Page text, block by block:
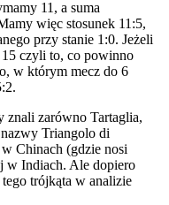
11, a suma
więc stosunek 11:5,
przy stanie 1:0. Jeżeli
czyli to, co powinno
w którym mecz do 6
znali zarówno Tartaglia,
Triangolo di
Chinach (gdzie nosi
w Indiach. Ale dopiero
tego trójkąta w analizie